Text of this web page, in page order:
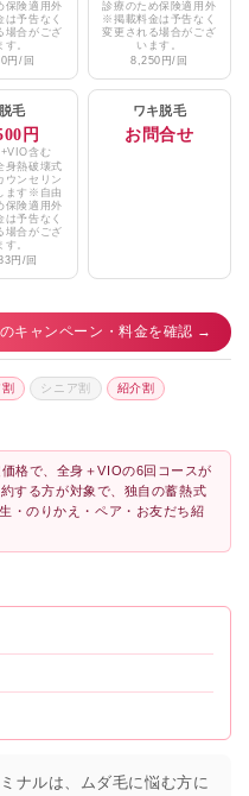
保険適用外
予告なく
場合がござ
す。
円/回
診療のため保険適用外
※掲載料金は予告なく
変更される場合がござ
います。
8,250円/回
毛
円
含む
身熱破壊式
ウンセリン
ます※自由
保険適用外
予告なく
場合がござ
す。
円/回
ワキ脱毛
お問合せ
キャンペーン・料金を確認 →
シニア割 紹介割
格で、全身＋VIOの6回コースが
する方が対象で、独自の蓄熱式
・のりかえ・ペア・お友だち紹
ナルは、ムダ毛に悩む方に